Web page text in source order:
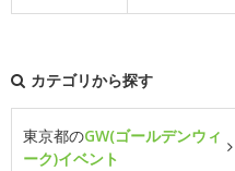
カテゴリから探す
東京都のGW(ゴールデンウィ
ーク)イベント